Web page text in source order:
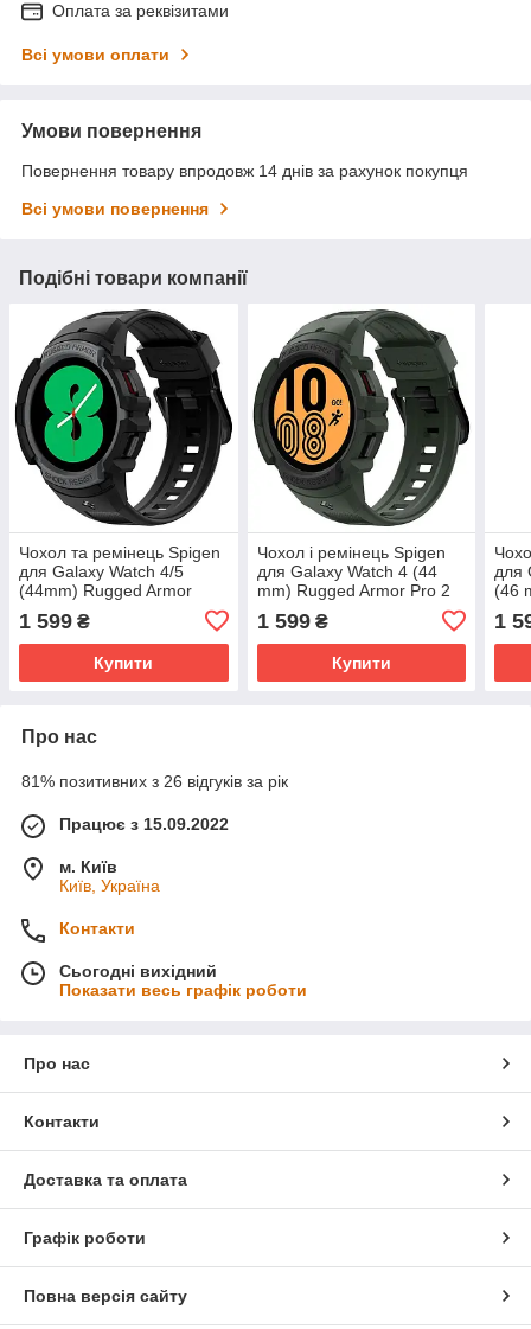
Оплата за реквізитами
Всі умови оплати
Умови повернення
Повернення товару впродовж 14 днів за рахунок покупця
Всі умови повернення
Подібні товари компанії
Чохол та ремінець Spigen
для Galaxy Watch 4/5
(44mm) Rugged Armor
"PRO" 2 in1 Charcoal Grey
(ACS05392)
1 599 ₴
Купити
Чохол і ремінець Spigen
для Galaxy Watch 4 (44
mm) Rugged Armor Pro 2
(ACS04325)
1 599₴
Купити
для
(46
1
Про нас
81% позитивних з 26 відгуків за рік
Працює з 15.09.2022
м. Київ
Київ, Україна
Контакти
Сьогодні вихідний
Показати весь графік роботи
Про нас
Контакти
Доставка та оплата
Графік роботи
Повна версія сайту